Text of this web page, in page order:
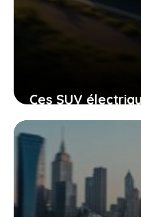
Ces SUV
repoussent les
performance
30 avril 2026